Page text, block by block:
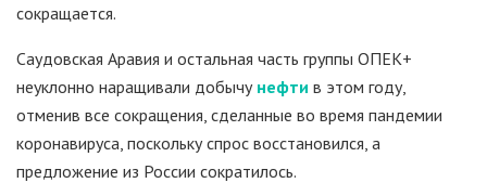
сокращается.
Саудовская Аравия и остальная часть группы ОПЕК+
неуклонно наращивали добычу нефти в этом году,
отменив все сокращения, сделанные во время пандемии
коронавируса, поскольку спрос восстановился, а
предложение из России сократилось.